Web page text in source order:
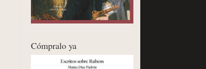
Cómpralo ya